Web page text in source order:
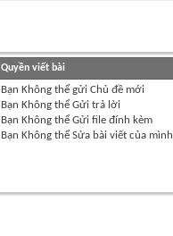
Quyền viết bài
Bạn Không thểgửi Chủ đề mới
Bạn Không thểGửi trả lời
Bạn Không thểGửi file đính kèm
Bạn Không thểSửa bài viết của mình